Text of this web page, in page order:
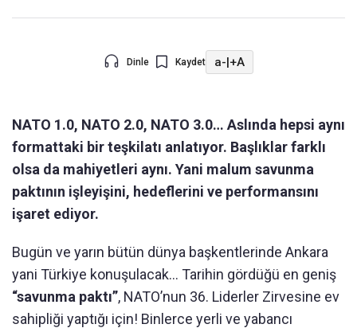
Dinle Kaydet a-|+A
NATO 1.0, NATO 2.0, NATO 3.0… Aslında hepsi aynı
formattaki bir teşkilatı anlatıyor. Başlıklar farklı
olsa da mahiyetleri aynı. Yani malum savunma
paktının işleyişini, hedeflerini ve performansını
işaret ediyor.
Bugün ve yarın bütün dünya başkentlerinde Ankara
yani Türkiye konuşulacak… Tarihin gördüğü en geniş
“savunma paktı”, NATO’nun 36. Liderler Zirvesine ev
sahipliği yaptığı için! Binlerce yerli ve yabancı